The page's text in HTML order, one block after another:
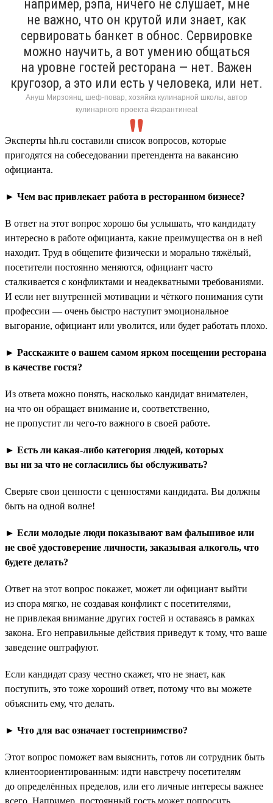
например, рэпа, ничего не слушает, мне
не важно, что он крутой или знает, как
сервировать банкет в обнос. Сервировке
можно научить, а вот умению общаться
на уровне гостей ресторана — нет. Важен
кругозор, а это или есть у человека, или нет.
Ануш Мирзоянц, шеф-повар, хозяйка кулинарной школы, автор
кулинарного проекта #карантинeat
Эксперты hh.ru составили список вопросов, которые
пригодятся на собеседовании претендента на вакансию
официанта.
► Чем вас привлекает работа в ресторанном бизнесе?
В ответ на этот вопрос хорошо бы услышать, что кандидату
интересно в работе официанта, какие преимущества он в ней
находит. Труд в общепите физически и морально тяжёлый,
посетители постоянно меняются, официант часто
сталкивается с конфликтами и неадекватными требованиями.
И если нет внутренней мотивации и чёткого понимания сути
профессии — очень быстро наступит эмоциональное
выгорание, официант или уволится, или будет работать плохо.
► Расскажите о вашем самом ярком посещении ресторана
в качестве гостя?
Из ответа можно понять, насколько кандидат внимателен,
на что он обращает внимание и, соответственно,
не пропустит ли чего-то важного в своей работе.
► Есть ли какая-либо категория людей, которых
вы ни за что не согласились бы обслуживать?
Сверьте свои ценности с ценностями кандидата. Вы должны
быть на одной волне!
► Если молодые люди показывают вам фальшивое или
не своё удостоверение личности, заказывая алкоголь, что
будете делать?
Ответ на этот вопрос покажет, может ли официант выйти
из спора мягко, не создавая конфликт с посетителями,
не привлекая внимание других гостей и оставаясь в рамках
закона. Его неправильные действия приведут к тому, что ваше
заведение оштрафуют.
Если кандидат сразу честно скажет, что не знает, как
поступить, это тоже хороший ответ, потому что вы можете
объяснить ему, что делать.
► Что для вас означает гостеприимство?
Этот вопрос поможет вам выяснить, готов ли сотрудник быть
клиентоориентированным: идти навстречу посетителям
до определённых пределов, или его личные интересы важнее
всего. Например, постоянный гость может попросить